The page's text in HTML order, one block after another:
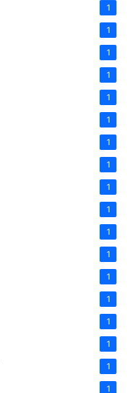
1
1
1
1
1
1
1
1
1
1
1
1
1
1
1
1
1
1